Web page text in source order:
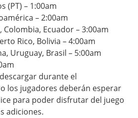
(PT) – 1:00am
– 2:00am
Colombia, Ecuador – 3:00am
Rico, Bolivia – 4:00am
Uruguay, Brasil – 5:00am
durante el
los jugadores deberán esperar
para poder disfrutar del juego
adiciones.